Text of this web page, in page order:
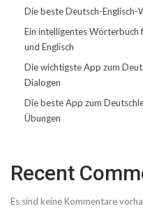
Die beste Deutsch-
Ein intelligentes Wörterbuch
und Englisch
Die wichtigste App zum
Dialogen
Die beste App zum
Übungen
Recent
Es sind keine Kommentare